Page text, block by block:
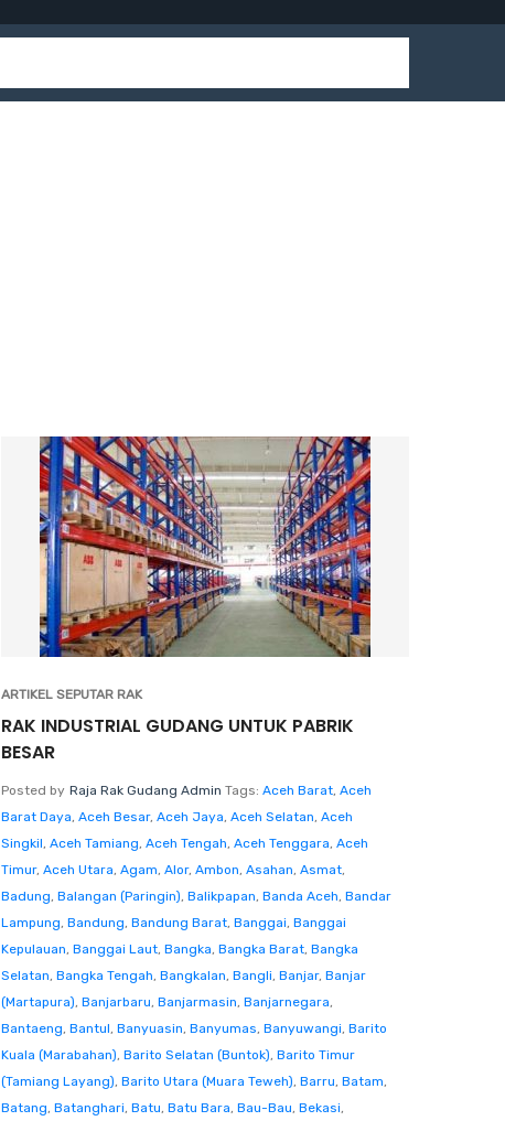
ARTIKEL SEPUTAR RAK
RAK INDUSTRIAL GUDANG UNTUK PABRIK
BESAR
Posted by Raja Rak Gudang Admin Tags: Aceh Barat, Aceh
Barat Daya, Aceh Besar, Aceh Jaya, Aceh Selatan, Aceh
Singkil, Aceh Tamiang, Aceh Tengah, Aceh Tenggara, Aceh
Timur, Aceh Utara, Agam, Alor, Ambon, Asahan, Asmat,
Badung, Balangan (Paringin), Balikpapan, Banda Aceh, Bandar
Lampung, Bandung, Bandung Barat, Banggai, Banggai
Kepulauan, Banggai Laut, Bangka, Bangka Barat, Bangka
Selatan, Bangka Tengah, Bangkalan, Bangli, Banjar, Banjar
(Martapura), Banjarbaru, Banjarmasin, Banjarnegara,
Bantaeng, Bantul, Banyuasin, Banyumas, Banyuwangi, Barito
Kuala (Marabahan), Barito Selatan (Buntok), Barito Timur
(Tamiang Layang), Barito Utara (Muara Teweh), Barru, Batam,
Batang, Batanghari, Batu, Batu Bara, Bau-Bau, Bekasi,